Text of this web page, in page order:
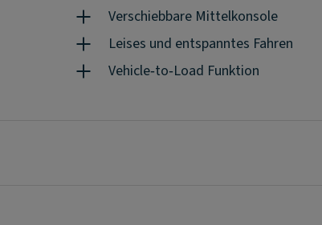
Verschiebbare Mittelkonsole
Leises und entspanntes Fahren
Vehicle‑to‑Load Funktion